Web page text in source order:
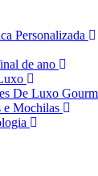
Personalizada
de ano
De Luxo
e Mochilas